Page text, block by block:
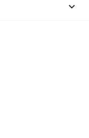
keyboard_arrow_down